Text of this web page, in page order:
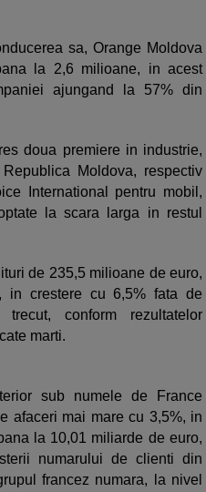
sa, Orange Moldova
la 2,6 milioane, in acest
ajungand la 57% din
doua premiere in industrie,
Moldova, respectiv
International pentru mobil,
la scara larga in restul
de 235,5 milioane de euro,
crestere cu 6,5% fata de
conform rezultatelor
marti.
sub numele de France
afaceri mai mare cu 3,5%, in
la 10,01 miliarde de euro,
numarului de clienti din
francez numara, la nivel